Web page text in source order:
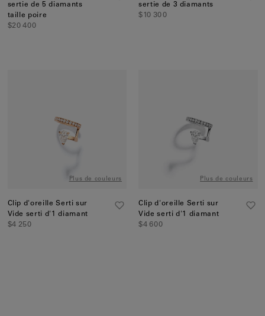
sertie de 5 diamants
taille poire
$20 400
sertie de 3 diamants
$10 300
Plus de couleurs
Clip d'oreille Serti sur
Vide serti d'1 diamant
$4 250
Plus de couleurs
Clip d'oreille Serti sur
Vide serti d'1 diamant
$4 600